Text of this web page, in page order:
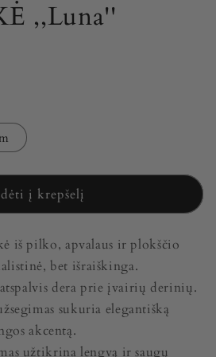
,,Luna''
į krepšelį
iš pilko, apvalaus ir plokščio
bet išraiškinga.
dera prie įvairių derinių.
sukuria elegantišką
akcentą.
užtikrina lengvą ir saugų